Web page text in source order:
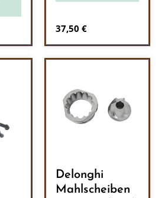
Regulärer Preis:
37,50 €
Delonghi
Mahlscheiben